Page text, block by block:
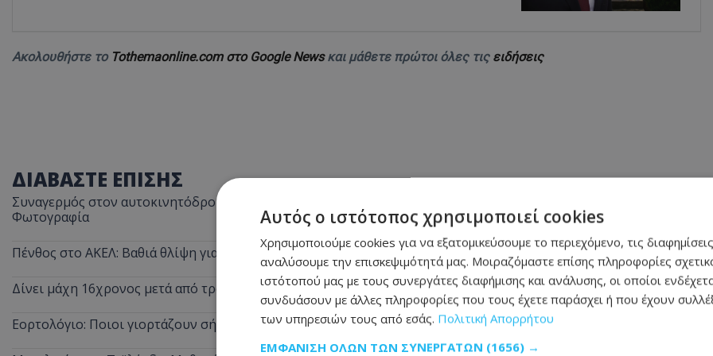
Ακολουθήστε το Tothemaonline.com στο Google Newsκαι μάθετε πρώτοι όλες τις ειδήσεις
ΔΙΑΒΑΣΤΕ ΕΠΙΣΗΣ
Συναγερμός στον αυτοκινητόδρομο Λεμεσού–Πάφου: Ασυνόδευτο άλογο περιφέρεται στην περιοχή -
Φωτογραφία
Πένθος στο ΑΚΕΛ: Βαθιά θλίψη για τον Αντρέα Νικολάου Ρίγκο - Φωτογραφία
Δίνει μάχη 16χρονος μετά από τροχαίο: Παρασύρθηκε από μεθυσμένο οδηγό
Εορτολόγιο: Ποιοι γιορτάζουν σήμερα
Αυτός ο ιστότοπος χρησιμοποιεί cookies
Χρησιμοποιούμε cookies για να εξατομικεύσουμε το περιεχόμενο, τις
αναλύσουμε την επισκεψιμότητά μας. Μοιραζόμαστε επίσης πληροφορίες
ιστότοπού μας με τους συνεργάτες διαφήμισης και ανάλυσης, οι οποίοι
συνδυάσουν με άλλες πληροφορίες που τους έχετε παράσχει ή που έχουν
των υπηρεσιών τους από εσάς. Πολιτική Απορρήτου
ΕΜΦΆΝΙΣΗ ΌΛΩΝ ΤΩΝ ΣΥΝΕΡΓΑΤΏΝ (1656) →